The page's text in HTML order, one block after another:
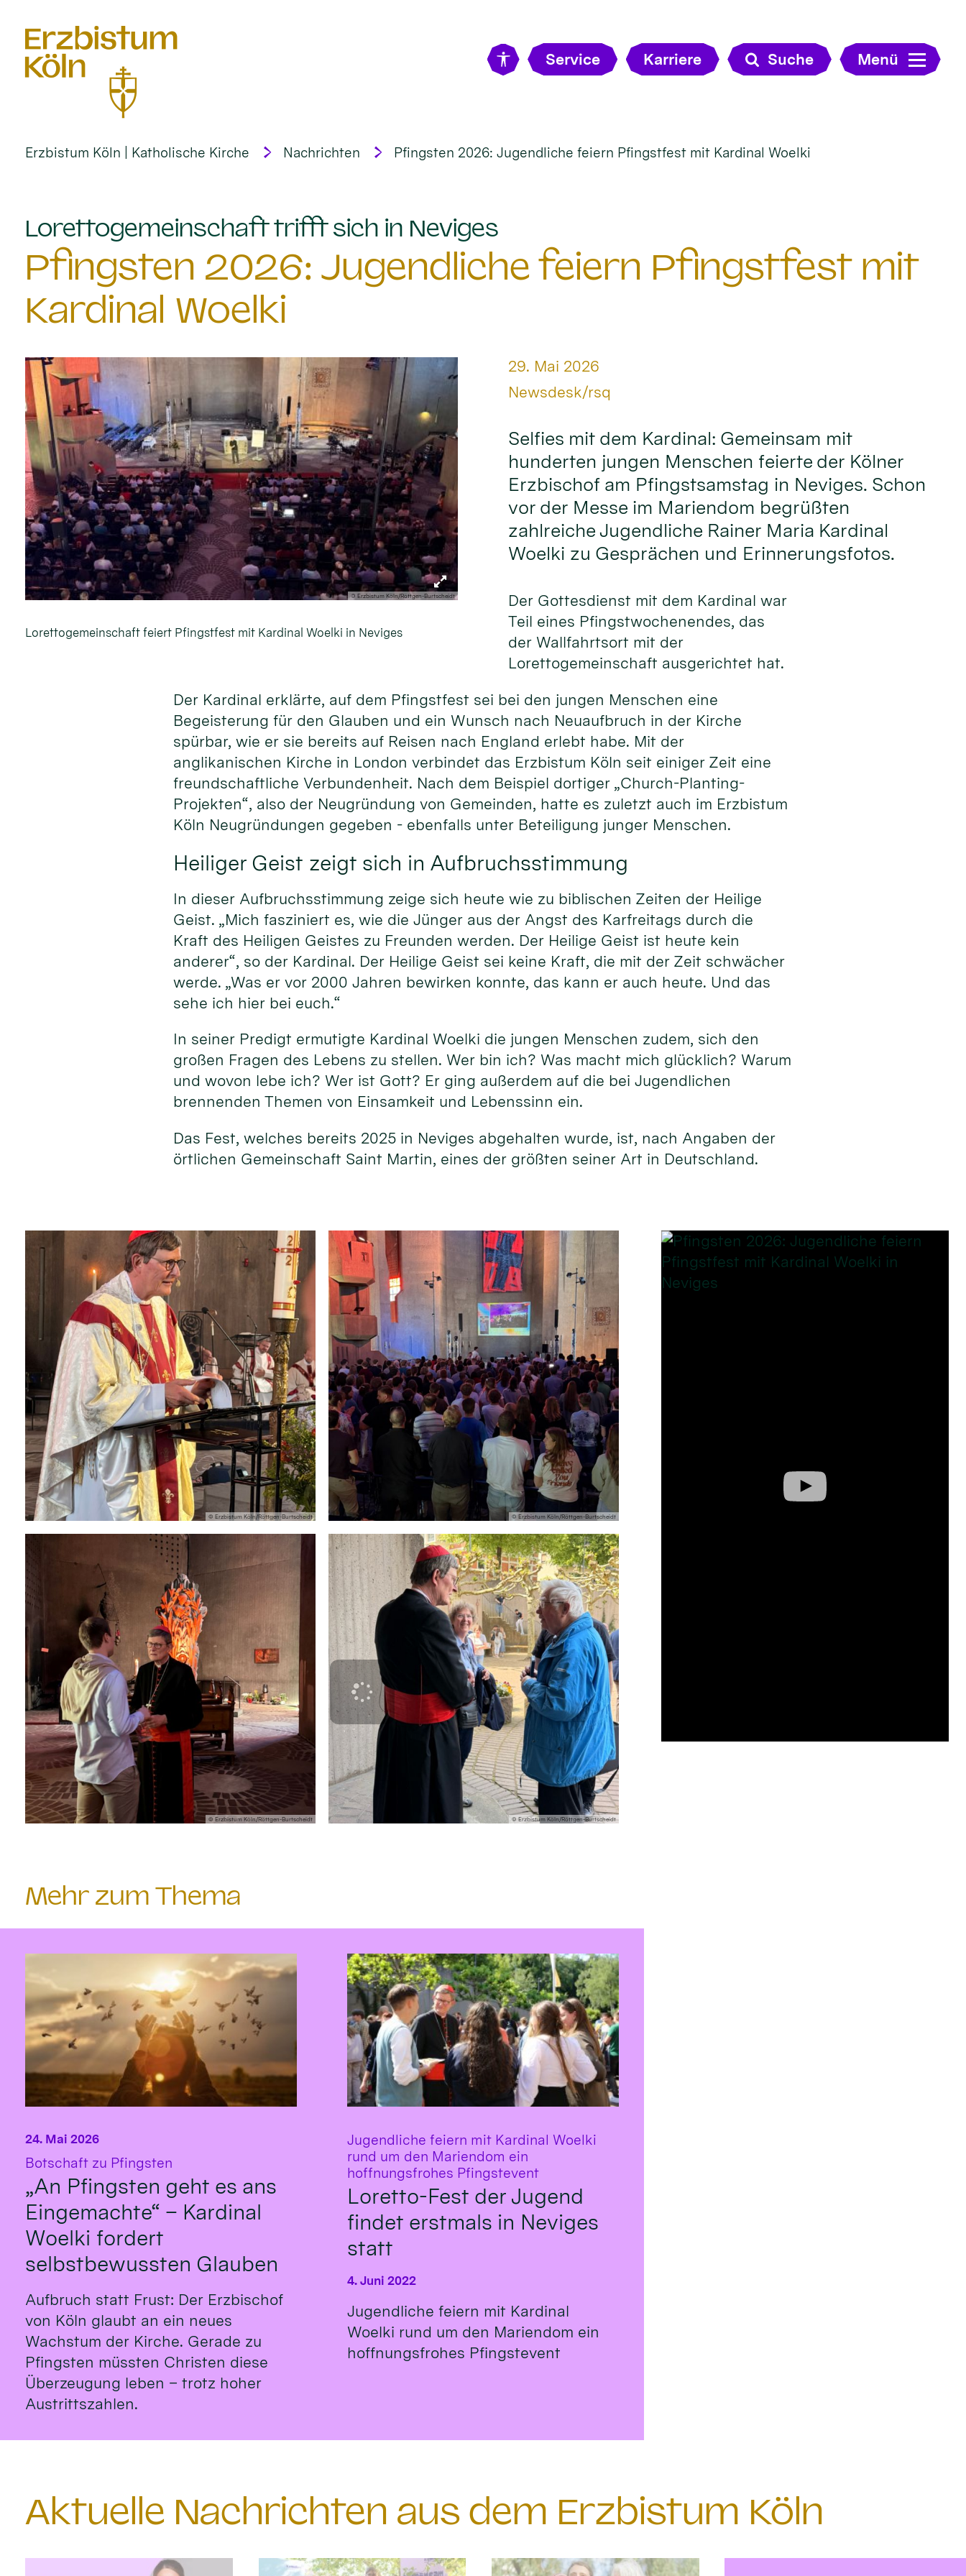
Service Karriere Suche Menü
Erzbistum Köln | Katholische Kirche Nachrichten Pfingsten 2026: Jugendliche feiern Pfingstfest mit Kardinal Woelki
Lorettogemeinschaft trifft sich in Neviges
Pfingsten 2026: Jugendliche feiern Pfingstfest mit
Kardinal Woelki
© Erzbistum Köln/Röttgen-Burtscheidt
Lorettogemeinschaft feiert Pfingstfest mit Kardinal Woelki in Neviges
Datum:
29. Mai 2026
Von:
Newsdesk/rsq
Selfies mit dem Kardinal: Gemeinsam mit
hunderten jungen Menschen feierte der Kölner
Erzbischof am Pfingstsamstag in Neviges. Schon
vor der Messe im Mariendom begrüßten
zahlreiche Jugendliche Rainer Maria Kardinal
Woelki zu Gesprächen und Erinnerungsfotos.
Der Gottesdienst mit dem Kardinal war
Teil eines Pfingstwochenendes, das
der Wallfahrtsort mit der
Lorettogemeinschaft ausgerichtet hat.
Der Kardinal erklärte, auf dem Pfingstfest sei bei den jungen Menschen eine
Begeisterung für den Glauben und ein Wunsch nach Neuaufbruch in der Kirche
spürbar, wie er sie bereits auf Reisen nach England erlebt habe. Mit der
anglikanischen Kirche in London verbindet das Erzbistum Köln seit einiger Zeit eine
freundschaftliche Verbundenheit. Nach dem Beispiel dortiger „Church-Planting-
Projekten“, also der Neugründung von Gemeinden, hatte es zuletzt auch im Erzbistum
Köln Neugründungen gegeben - ebenfalls unter Beteiligung junger Menschen.
Heiliger Geist zeigt sich in Aufbruchsstimmung
In dieser Aufbruchsstimmung zeige sich heute wie zu biblischen Zeiten der Heilige
Geist. „Mich fasziniert es, wie die Jünger aus der Angst des Karfreitags durch die
Kraft des Heiligen Geistes zu Freunden werden. Der Heilige Geist ist heute kein
anderer“, so der Kardinal. Der Heilige Geist sei keine Kraft, die mit der Zeit schwächer
werde. „Was er vor 2000 Jahren bewirken konnte, das kann er auch heute. Und das
sehe ich hier bei euch.“
In seiner Predigt ermutigte Kardinal Woelki die jungen Menschen zudem, sich den
großen Fragen des Lebens zu stellen. Wer bin ich? Was macht mich glücklich? Warum
und wovon lebe ich? Wer ist Gott? Er ging außerdem auf die bei Jugendlichen
brennenden Themen von Einsamkeit und Lebenssinn ein.
Das Fest, welches bereits 2025 in Neviges abgehalten wurde, ist, nach Angaben der
örtlichen Gemeinschaft Saint Martin, eines der größten seiner Art in Deutschland.
© Erzbistum Köln/Röttgen-Burtscheidt © Erzbistum Köln/Röttgen-Burtscheidt
© Erzbistum Köln/Röttgen-Burtscheidt © Erzbistum Köln/Röttgen-Burtscheidt
Mehr zum Thema
Botschaft zu Pfingsten
„An Pfingsten geht es ans
Eingemachte“ – Kardinal
Woelki fordert
selbstbewussten Glauben
24. Mai 2026
Aufbruch statt Frust: Der Erzbischof
von Köln glaubt an ein neues
Wachstum der Kirche. Gerade zu
Pfingsten müssten Christen diese
Überzeugung leben – trotz hoher
Austrittszahlen.
Jugendliche feiern mit Kardinal Woelki
rund um den Mariendom ein
hoffnungsfrohes Pfingstevent:
Loretto-Fest der Jugend
findet erstmals in Neviges
statt
4. Juni 2022
Jugendliche feiern mit Kardinal
Woelki rund um den Mariendom ein
hoffnungsfrohes Pfingstevent
Aktuelle Nachrichten aus dem Erzbistum Köln